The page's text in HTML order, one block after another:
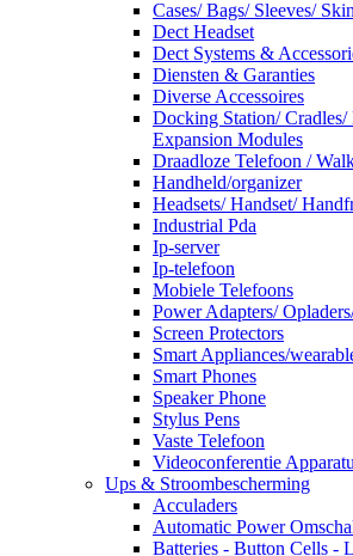
Cases/ Bags/ Sleeves/
Dect Headset
Dect Systems &
Diensten & Garanties
Diverse Accessoires
Docking Station/
Expansion Modules
Draadloze Telefoon /
Handheld/organizer
Headsets/ Handset/
Industrial Pda
Ip-server
Ip-telefoon
Mobiele Telefoons
Power Adapters/
Screen Protectors
Smart Appliances/
Smart Phones
Speaker Phone
Stylus Pens
Vaste Telefoon
Videoconferentie
Ups & Stroombescherming
Acculaders
Automatic Power
Batteries - Button Cells -